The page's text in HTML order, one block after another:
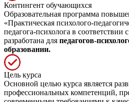
Контингент обучающихся
Образовательная программа
«Практическая психолого-
педагога-психолога в
разработана для педагогов-
образовании.
Цель курса
Основной целью курса является
профессиональных компетенций,